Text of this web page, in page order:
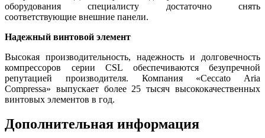
оборудования специалисту достаточно снять
соответствующие внешние панели.
Надежный винтовой элемент
Высокая производительность, надежность и долговечность
компрессоров серии CSL обеспечиваются безупречной
репутацией производителя. Компания «Ceccato Aria
Compressa» выпускает более 25 тысяч высококачественных
винтовых элементов в год.
Дополнительная информация